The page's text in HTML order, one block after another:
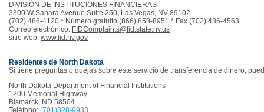
DIVISIÓN DE INSTITUCIONES FINANCIERAS
3300 W Sahara Avenue Suite 250, Las Vegas, NV 89102
(702) 486-4120 * Número gratuito (866) 858-8951 * Fax (702) 486-4563
Correo electrónico: FIDComplaints@fid.state.nv.us
sitio web: www.fid.nv.gov
Residentes de North Dakota
Si tiene preguntas o quejas sobre este servicio de transferencia de dinero,
North Dakota Department of Financial Institutions
1200 Memorial Highway
Bismarck, ND 58504
Teléfono: (701)328-9933